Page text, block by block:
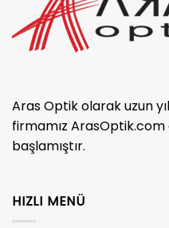
Aras Optik olarak uzun
firmamız
başlamıştır.
HIZLI MENÜ